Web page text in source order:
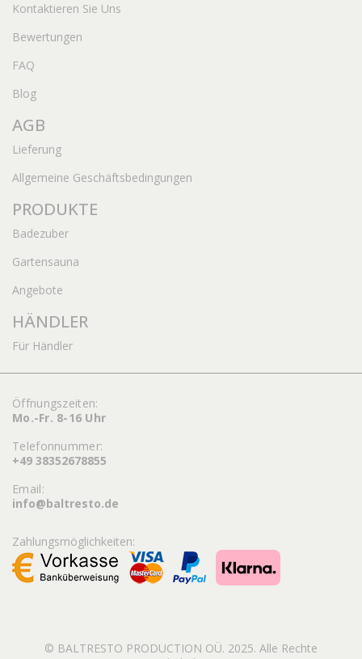
Kontaktieren Sie Uns
Bewertungen
FAQ
Blog
AGB
Lieferung
Allgemeine Geschäftsbedingungen
PRODUKTE
Badezuber
Gartensauna
Angebote
HÄNDLER
Für Händler
Öffnungszeiten:
Mo.-Fr. 8-16 Uhr
Telefonnummer:
+49 38352678855
Email:
info@baltresto.de
Zahlungsmöglichkeiten:
© BALTRESTO PRODUCTION OÜ. 2025. Alle Rechte